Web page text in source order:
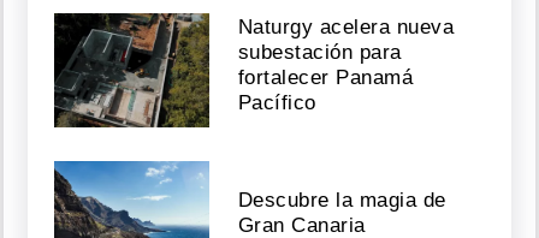
Naturgy acelera nueva
subestación para
fortalecer Panamá
Pacífico
Descubre la magia de
Gran Canaria